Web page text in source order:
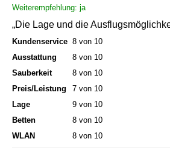
Weiterempfehlung: ja
„Die Lage und die
Kundenservice 8 von 10
Ausstattung
8 von 10
Sauberkeit
8 von 10
Preis/Leistung
7 von 10
Lage
9 von 10
Betten
8 von 10
WLAN
8 von 10